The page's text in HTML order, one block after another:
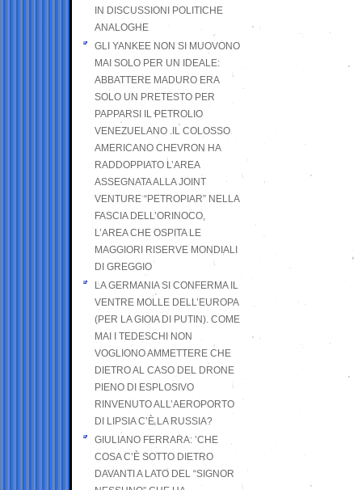
IN DISCUSSIONI POLITICHE
ANALOGHE
GLI YANKEE NON SI MUOVONO
MAI SOLO PER UN IDEALE:
ABBATTERE MADURO ERA
SOLO UN PRETESTO PER
PAPPARSI IL PETROLIO
VENEZUELANO .IL COLOSSO
AMERICANO CHEVRON HA
RADDOPPIATO L’AREA
ASSEGNATA ALLA JOINT
VENTURE “PETROPIAR” NELLA
FASCIA DELL’ORINOCO,
L’AREA CHE OSPITA LE
MAGGIORI RISERVE MONDIALI
DI GREGGIO
LA GERMANIA SI CONFERMA IL
VENTRE MOLLE DELL’EUROPA
(PER LA GIOIA DI PUTIN). COME
MAI I TEDESCHI NON
VOGLIONO AMMETTERE CHE
DIETRO AL CASO DEL DRONE
PIENO DI ESPLOSIVO
RINVENUTO ALL’AEROPORTO
DI LIPSIA C’È LA RUSSIA?
GIULIANO FERRARA: ’CHE
COSA C’È SOTTO DIETRO
DAVANTI A LATO DEL “SIGNOR